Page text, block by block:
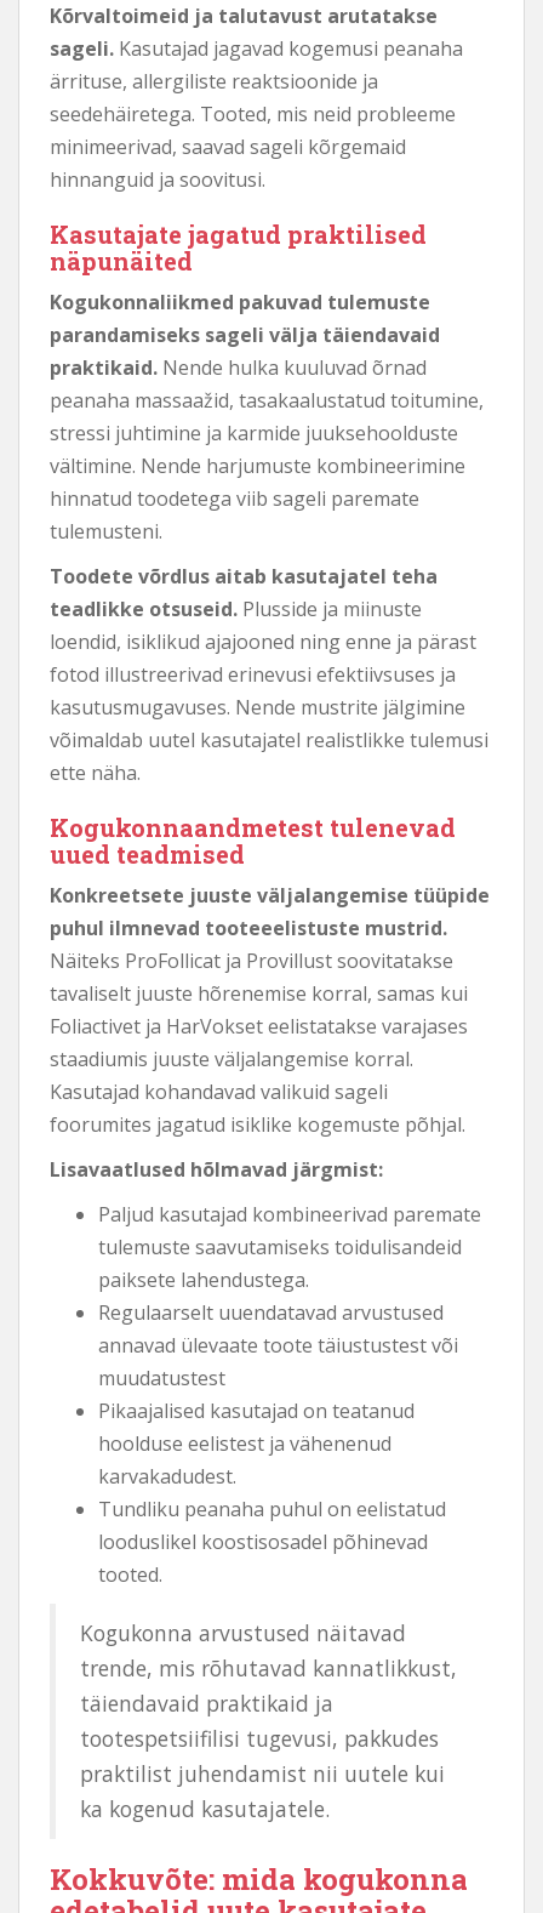
Kõrvaltoimeid ja talutavust arutatakse
sageli. Kasutajad jagavad kogemusi peanaha
ärrituse, allergiliste reaktsioonide ja
seedehäiretega. Tooted, mis neid probleeme
minimeerivad, saavad sageli kõrgemaid
hinnanguid ja soovitusi.
Kasutajate jagatud praktilised
näpunäited
Kogukonnaliikmed pakuvad tulemuste
parandamiseks sageli välja täiendavaid
praktikaid. Nende hulka kuuluvad õrnad
peanaha massaažid, tasakaalustatud toitumine,
stressi juhtimine ja karmide juuksehoolduste
vältimine. Nende harjumuste kombineerimine
hinnatud toodetega viib sageli paremate
tulemusteni.
Toodete võrdlus aitab kasutajatel teha
teadlikke otsuseid. Plusside ja miinuste
loendid, isiklikud ajajooned ning enne ja pärast
fotod illustreerivad erinevusi efektiivsuses ja
kasutusmugavuses. Nende mustrite jälgimine
võimaldab uutel kasutajatel realistlikke tulemusi
ette näha.
Kogukonnaandmetest tulenevad
uued teadmised
Konkreetsete juuste väljalangemise tüüpide
puhul ilmnevad tooteeelistuste mustrid.
Näiteks ProFollicat ja Provillust soovitatakse
tavaliselt juuste hõrenemise korral, samas kui
Foliactivet ja HarVokset eelistatakse varajases
staadiumis juuste väljalangemise korral.
Kasutajad kohandavad valikuid sageli
foorumites jagatud isiklike kogemuste põhjal.
Lisavaatlused hõlmavad järgmist:
Paljud kasutajad kombineerivad paremate
tulemuste saavutamiseks toidulisandeid
paiksete lahendustega.
Regulaarselt uuendatavad arvustused
annavad ülevaate toote täiustustest või
muudatustest
Pikaajalised kasutajad on teatanud
hoolduse eelistest ja vähenenud
karvakadudest.
Tundliku peanaha puhul on eelistatud
looduslikel koostisosadel põhinevad
tooted.
Kogukonna arvustused näitavad
trende, mis rõhutavad kannatlikkust,
täiendavaid praktikaid ja
tootespetsiifilisi tugevusi, pakkudes
praktilist juhendamist nii uutele kui
ka kogenud kasutajatele.
Kokkuvõte: mida kogukonna